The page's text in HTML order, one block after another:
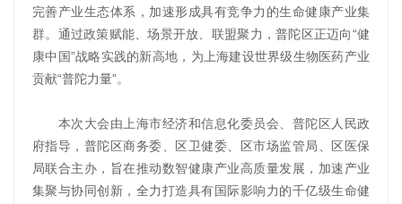
完善产业生态体系，加速形成具有竞争力的生命健康产业集
群。通过政策赋能、场景开放、联盟聚力，普陀区正迈向“健
康中国”战略实践的新高地，为上海建设世界级生物医药产业
贡献“普陀力量”。
本次大会由上海市经济和信息化委员会、普陀区人民政
府指导，普陀区商务委、区卫健委、区市场监管局、区医保
局联合主办，旨在推动数智健康产业高质量发展，加速产业
集聚与协同创新，全力打造具有国际影响力的千亿级生命健